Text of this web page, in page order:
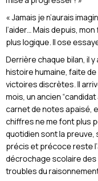
« Jamais je n’aurais
l’aider… Mais depuis,
plus logique. Il ose
Derrière chaque bilan, il y
histoire humaine, faite
victoires discrètes. Il
mois, un ancien
carnet de notes apaisé,
chiffres ne me font plus
quotidien sont la preuve,
précis et précoce reste
décrochage scolaire
troubles du